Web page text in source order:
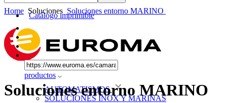
Catálogo imprimible
productos
AUTOMATISMOS
SOLUCIONES INOX Y MARINAS
Home Soluciones Soluciones entorno MARINO
Soluciones entorno MARINO